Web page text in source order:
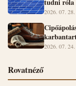
tudni róla
2026. 07. 28.
2026. 07. 24.
Rovatnéző